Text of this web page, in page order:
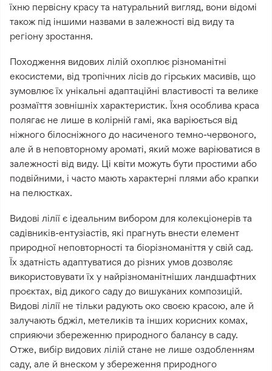
їхню первісну красу та натуральний вигляд, вони відомі
також під іншими назвами в залежності від виду та
регіону зростання.
Походження видових лілій охоплює різноманітні
екосистеми, від тропічних лісів до гірських масивів, що
зумовлює їх унікальні адаптаційні властивості та велике
розмаїття зовнішніх характеристик. Їхня особлива краса
полягає не лише в колірній гамі, яка варіюється від
ніжного білосніжного до насиченого темно-червоного,
але й в неповторному ароматі, який може варіюватися в
залежності від виду. Ці квіти можуть бути простими або
подвійними, і часто мають характерні плями або крапки
на пелюстках.
Видові лілії є ідеальним вибором для колекціонерів та
садівників-ентузіастів, які прагнуть внести елемент
природної неповторності та біорізноманіття у свій сад.
Їх здатність адаптуватися до різних умов дозволяє
використовувати їх у найрізноманітніших ландшафтних
проєктах, від дикого саду до вишуканих композицій.
Видові лілії не тільки радують око своєю красою, але й
залучають бджіл, метеликів та інших корисних комах,
сприяючи збереженню природного балансу в саду.
Отже, вибір видових лілій стане не лише оздобленням
саду, але й внеском у збереження природного